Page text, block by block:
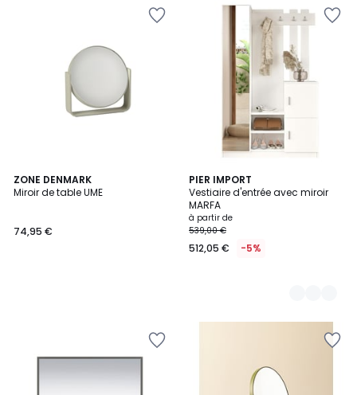
ZONE DENMARK
Miroir de table UME
74,95 €
PIER IMPORT
Vestiaire d'entrée avec miroir
MARFA
à partir de
539,00 €
512,05 € -5%
3
Couleurs